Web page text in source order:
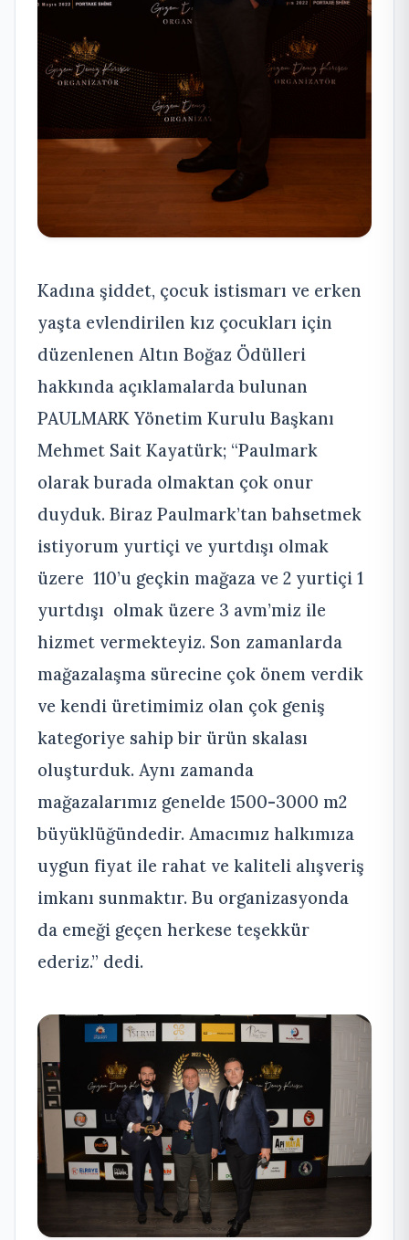
Kadına şiddet, çocuk istismarı ve erken
yaşta evlendirilen kız çocukları için
düzenlenen Altın Boğaz Ödülleri
hakkında açıklamalarda bulunan
PAULMARK Yönetim Kurulu Başkanı
Mehmet Sait Kayatürk; “Paulmark
olarak burada olmaktan çok onur
duyduk. Biraz Paulmark’tan bahsetmek
istiyorum yurtiçi ve yurtdışı olmak
üzere 110’u geçkin mağaza ve 2 yurtiçi 1
yurtdışı olmak üzere 3 avm’miz ile
hizmet vermekteyiz. Son zamanlarda
mağazalaşma sürecine çok önem verdik
ve kendi üretimimiz olan çok geniş
kategoriye sahip bir ürün skalası
oluşturduk. Aynı zamanda
mağazalarımız genelde 1500-3000 m2
büyüklüğündedir. Amacımız halkımıza
uygun fiyat ile rahat ve kaliteli alışveriş
imkanı sunmaktır. Bu organizasyonda
da emeği geçen herkese teşekkür
ederiz.” dedi.